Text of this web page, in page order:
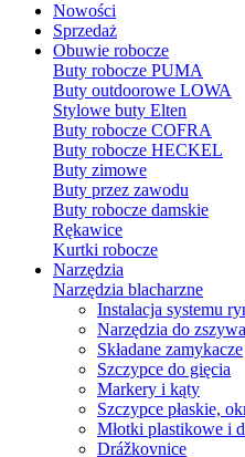
Nowości
Sprzedaż
Obuwie robocze
Buty robocze PUMA
Buty outdoorowe LOWA
Stylowe buty Elten
Buty robocze COFRA
Buty robocze HECKEL
Buty zimowe
Buty przez zawodu
Buty robocze damskie
Rękawice
Kurtki robocze
Narzędzia
Narzędzia blacharzne
Instalacja systemu
Narzędzia do
Składane zamykacze
Szczypce do gięcia
Markery i kąty
Szczypce płaskie,
Młotki plastikowe i
Drážkovnice